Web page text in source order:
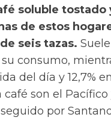
soluble tostado
de estos
seis tazas.
consumo,
del día y 12,7%
son el Pacífico
por